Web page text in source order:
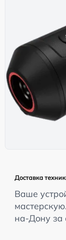
Доставка
Ваше
на-Дону за